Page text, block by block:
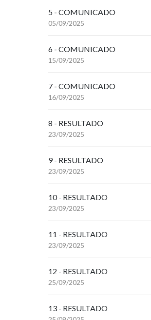
5 - COMUNICADO
05/09/2025
6 - COMUNICADO
15/09/2025
7 - COMUNICADO
16/09/2025
8 - RESULTADO
23/09/2025
9 - RESULTADO
23/09/2025
10 - RESULTADO
23/09/2025
11 - RESULTADO
23/09/2025
12 - RESULTADO
25/09/2025
13 - RESULTADO